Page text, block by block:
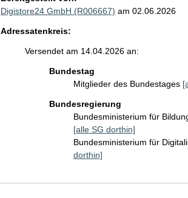
Digistore24 GmbH (R006667) am 02.06.2026
Adressatenkreis:
Versendet am 14.04.2026 an:
Bundestag
Mitglieder des Bundestages
Bundesregierung
Bundesministerium für
[alle SG dorthin]
Bundesministerium für
dorthin]